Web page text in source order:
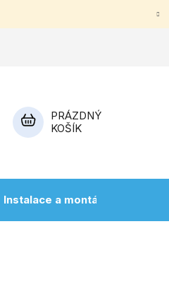
NÁKUPNÍ
PRÁZDNÝ
KOŠÍK
Instalace a montáž